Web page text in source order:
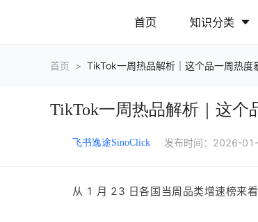
首页 知识分类
营销推广
首页 > TikTok一周热品解析｜这个品一周热
TikTok一周热品解析｜这个
飞书逸途SinoClick 发布时间： 2026-
从 1 月 23 日各国当周品类增速榜来